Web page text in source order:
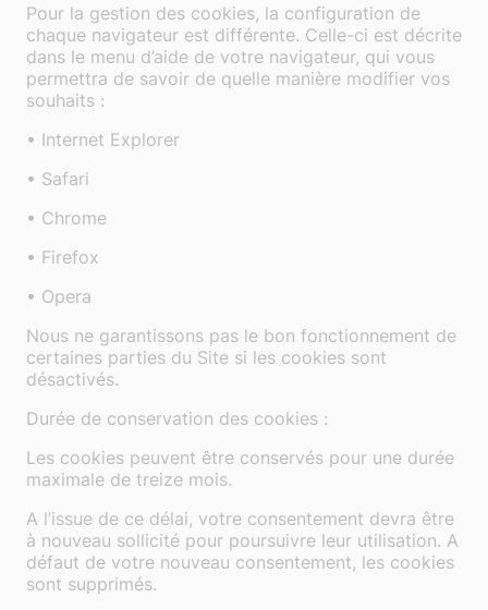
Pour la gestion des cookies, la configuration de
chaque navigateur est différente. Celle-ci est décrite
dans le menu d’aide de votre navigateur, qui vous
permettra de savoir de quelle manière modifier vos
souhaits :
• Internet Explorer
• Safari
• Chrome
• Firefox
• Opera
Nous ne garantissons pas le bon fonctionnement de
certaines parties du Site si les cookies sont
désactivés.
Durée de conservation des cookies :
Les cookies peuvent être conservés pour une durée
maximale de treize mois.
A l’issue de ce délai, votre consentement devra être
à nouveau sollicité pour poursuivre leur utilisation. A
défaut de votre nouveau consentement, les cookies
sont supprimés.